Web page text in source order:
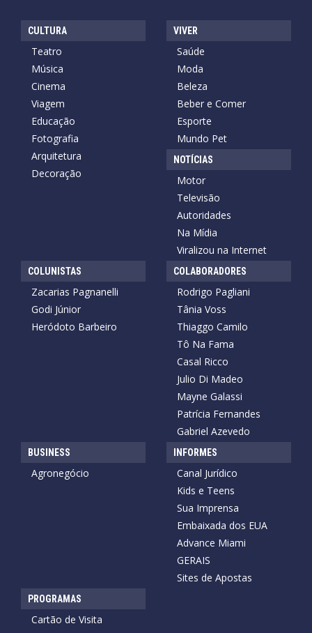
CULTURA
Teatro
Música
Cinema
Viagem
Educação
Fotografia
Arquitetura
Decoração
VIVER
Saúde
Moda
Beleza
Beber e Comer
Esporte
Mundo Pet
NOTÍCIAS
Motor
Televisão
Autoridades
Na Mídia
Viralizou na Internet
COLUNISTAS
Zacarias Pagnanelli
Godi Júnior
Heródoto Barbeiro
COLABORADORES
Rodrigo Pagliani
Tânia Voss
Thiaggo Camilo
Tô Na Fama
Casal Ricco
Julio Di Madeo
Mayne Galassi
Patrícia Fernandes
Gabriel Azevedo
BUSINESS
Agronegócio
INFORMES
Canal Jurídico
Kids e Teens
Sua Imprensa
Embaixada dos EUA
Advance Miami
GERAIS
Sites de Apostas
PROGRAMAS
Cartão de Visita